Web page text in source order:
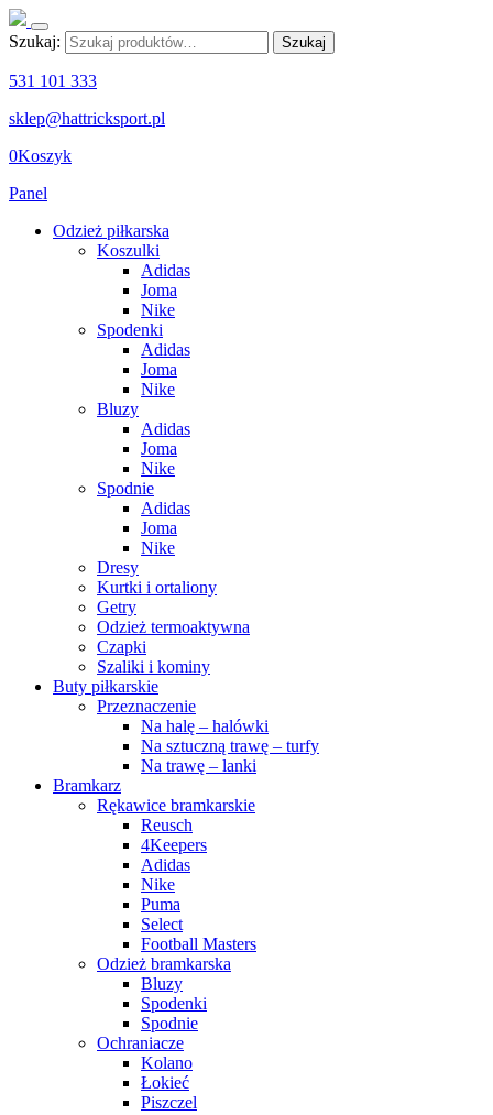
Szukaj: Szukaj
531 101 333
sklep@hattricksport.pl
0Koszyk
Panel
Odzież piłkarska
Koszulki
Adidas
Joma
Nike
Spodenki
Adidas
Joma
Nike
Bluzy
Adidas
Joma
Nike
Spodnie
Adidas
Joma
Nike
Dresy
Kurtki i ortaliony
Getry
Odzież termoaktywna
Czapki
Szaliki i kominy
Buty piłkarskie
Przeznaczenie
Na halę – halówki
Na sztuczną trawę – turfy
Na trawę – lanki
Bramkarz
Rękawice bramkarskie
Reusch
4Keepers
Adidas
Nike
Puma
Select
Football Masters
Odzież bramkarska
Bluzy
Spodenki
Spodnie
Ochraniacze
Kolano
Łokieć
Piszczel